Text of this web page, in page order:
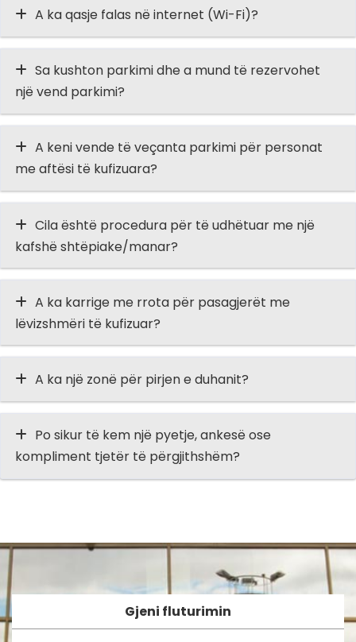
A ka qasje falas në internet (Wi-Fi)?
Sa kushton parkimi dhe a mund të rezervohet
një vend parkimi?
A keni vende të veçanta parkimi për personat
me aftësi të kufizuara?
Cila është procedura për të udhëtuar me një
kafshë shtëpiake/manar?
A ka karrige me rrota për pasagjerët me
lëvizshmëri të kufizuar?
A ka një zonë për pirjen e duhanit?
Po sikur të kem një pyetje, ankesë ose
kompliment tjetër të përgjithshëm?
Gjeni fluturimin